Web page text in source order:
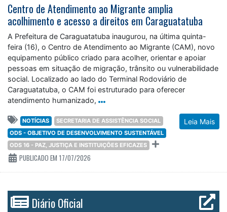
Centro de Atendimento ao Migrante amplia
acolhimento e acesso a direitos em Caraguatatuba
A Prefeitura de Caraguatatuba inaugurou, na última quinta-
feira (16), o Centro de Atendimento ao Migrante (CAM), novo
equipamento público criado para acolher, orientar e apoiar
pessoas em situação de migração, trânsito ou vulnerabilidade
social. Localizado ao lado do Terminal Rodoviário de
Caraguatatuba, o CAM foi estruturado para oferecer
atendimento humanizado,
Leia Mais
NOTÍCIAS
SECRETARIA DE ASSISTÊNCIA SOCIAL
ODS - OBJETIVO DE DESENVOLVIMENTO SUSTENTÁVEL
ODS 16 - PAZ, JUSTIÇA E INSTITUIÇÕES EFICAZES
PUBLICADO EM 17/07/2026
Diário Oficial